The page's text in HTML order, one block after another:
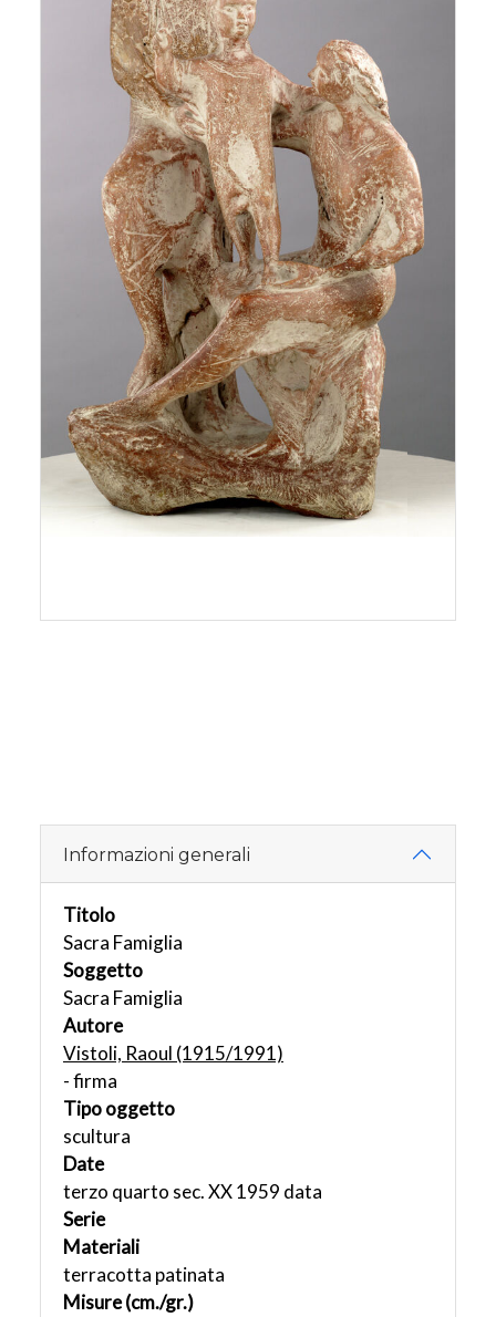
Informazioni generali
Titolo
Sacra Famiglia
Soggetto
Sacra Famiglia
Autore
Vistoli, Raoul (1915/1991)
- firma
Tipo oggetto
scultura
Date
terzo quarto sec. XX 1959 data
Serie
Materiali
terracotta patinata
Misure (cm./gr.)